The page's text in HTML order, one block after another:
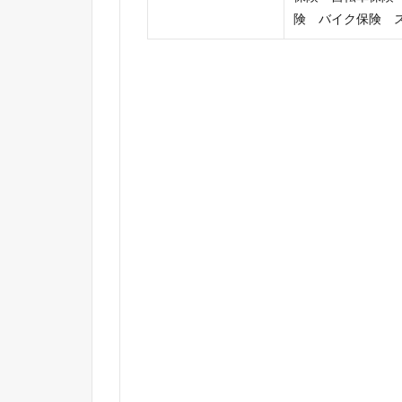
険 バイク保険